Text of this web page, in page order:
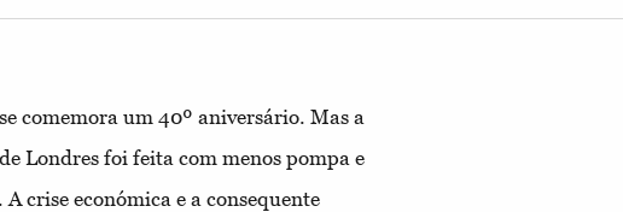
comemora um 40º aniversário. Mas a
Londres foi feita com menos pompa e
crise económica e a consequente